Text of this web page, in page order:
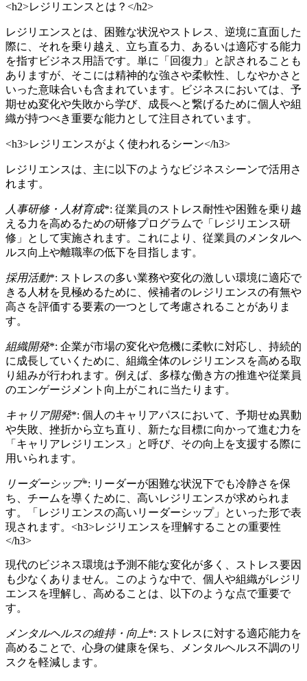
<h2>レジリエンスとは？</h2>
レジリエンスとは、困難な状況やストレス、逆境に直面した
際に、それを乗り越え、立ち直る力、あるいは適応する能力
を指すビジネス用語です。単に「回復力」と訳されることも
ありますが、そこには精神的な強さや柔軟性、しなやかさと
いった意味合いも含まれています。ビジネスにおいては、予
期せぬ変化や失敗から学び、成長へと繋げるために個人や組
織が持つべき重要な能力として注目されています。
<h3>レジリエンスがよく使われるシーン</h3>
レジリエンスは、主に以下のようなビジネスシーンで活用さ
れます。
人事研修・人材育成*: 従業員のストレス耐性や困難を乗り越
える力を高めるための研修プログラムで「レジリエンス研
修」として実施されます。これにより、従業員のメンタルヘ
ルス向上や離職率の低下を目指します。
採用活動*: ストレスの多い業務や変化の激しい環境に適応で
きる人材を見極めるために、候補者のレジリエンスの有無や
高さを評価する要素の一つとして考慮されることがありま
す。
組織開発*: 企業が市場の変化や危機に柔軟に対応し、持続的
に成長していくために、組織全体のレジリエンスを高める取
り組みが行われます。例えば、多様な働き方の推進や従業員
のエンゲージメント向上がこれに当たります。
キャリア開発*: 個人のキャリアパスにおいて、予期せぬ異動
や失敗、挫折から立ち直り、新たな目標に向かって進む力を
「キャリアレジリエンス」と呼び、その向上を支援する際に
用いられます。
リーダーシップ*: リーダーが困難な状況下でも冷静さを保
ち、チームを導くために、高いレジリエンスが求められま
す。「レジリエンスの高いリーダーシップ」といった形で表
現されます。<h3>レジリエンスを理解することの重要性
</h3>
現代のビジネス環境は予測不能な変化が多く、ストレス要因
も少なくありません。このような中で、個人や組織がレジリ
エンスを理解し、高めることは、以下のような点で重要で
す。
メンタルヘルスの維持・向上*: ストレスに対する適応能力を
高めることで、心身の健康を保ち、メンタルヘルス不調のリ
スクを軽減します。